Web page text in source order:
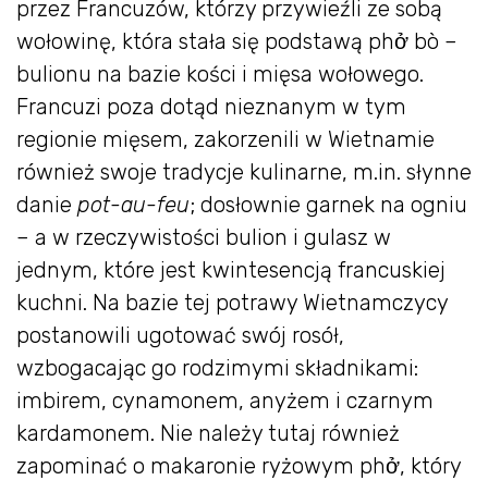
przez Francuzów, którzy przywieźli ze sobą
wołowinę, która stała się podstawą phở bò –
bulionu na bazie kości i mięsa wołowego.
Francuzi poza dotąd nieznanym w tym
regionie mięsem, zakorzenili w Wietnamie
również swoje tradycje kulinarne, m.in. słynne
danie pot-au-feu; dosłownie garnek na ogniu
– a w rzeczywistości bulion i gulasz w
jednym, które jest kwintesencją francuskiej
kuchni. Na bazie tej potrawy Wietnamczycy
postanowili ugotować swój rosół,
wzbogacając go rodzimymi składnikami:
imbirem, cynamonem, anyżem i czarnym
kardamonem. Nie należy tutaj również
zapominać o makaronie ryżowym phở, który